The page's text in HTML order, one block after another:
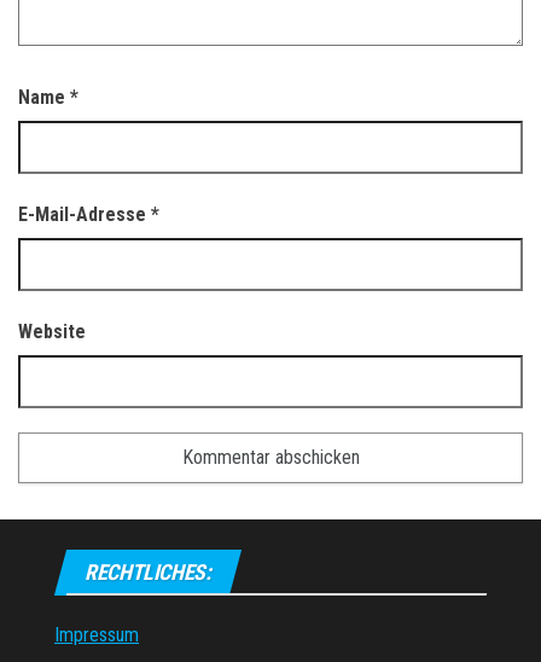
Name *
E-Mail-Adresse *
Website
RECHTLICHES:
Impressum